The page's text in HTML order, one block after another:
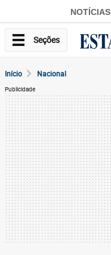
NOTÍCIAS
Seções
Início Nacional
Publicidade